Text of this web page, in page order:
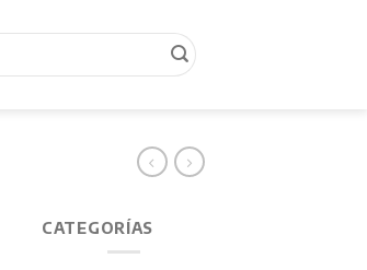
CATEGORÍAS